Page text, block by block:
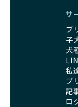
サ
ブ
子
犬
私
ブ
記
ロ